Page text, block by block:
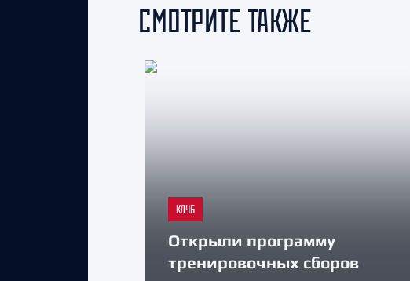
СМОТРИТЕ ТАКЖЕ
КЛУБ
Открыли программу
тренировочных сборов